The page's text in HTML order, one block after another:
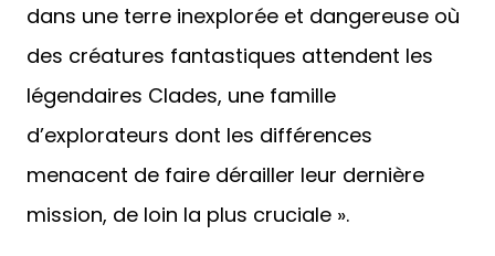
dans une terre inexplorée et dangereuse où
des créatures fantastiques attendent les
légendaires Clades, une famille
d’explorateurs dont les différences
menacent de faire dérailler leur dernière
mission, de loin la plus cruciale ».